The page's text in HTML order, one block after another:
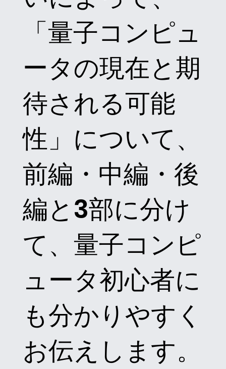
「量子コンピュ
ータの現在と期
待される可能
性」について、
前編・中編・後
編と3部に分け
て、量子コンピ
ュータ初心者に
も分かりやすく
お伝えします。